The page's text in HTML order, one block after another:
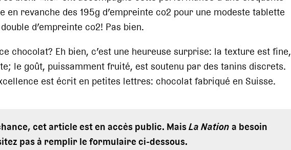
en revanche des 195g d’empreinte co2 pour une modeste tablette
d’empreinte co2! Pas bien.
chocolat? Eh bien, c’est une heureuse surprise: la texture est fine,
le goût, puissamment fruité, est soutenu par des tanins discrets.
est écrit en petites lettres: chocolat fabriqué en Suisse.
cet article est en accès public. MaisLa Nationa besoin
pas à remplir le formulaire ci-dessous.